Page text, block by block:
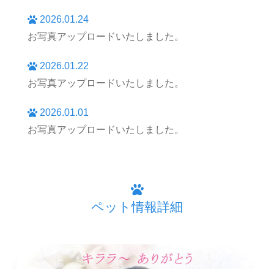
2026.01.24
お写真アップロードいたしました。
2026.01.22
お写真アップロードいたしました。
2026.01.01
お写真アップロードいたしました。
ペット情報詳細